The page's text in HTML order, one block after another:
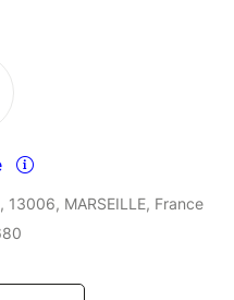
13006, MARSEILLE, France